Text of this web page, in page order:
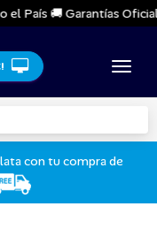
País 🚚 Garantías
con tu compra de